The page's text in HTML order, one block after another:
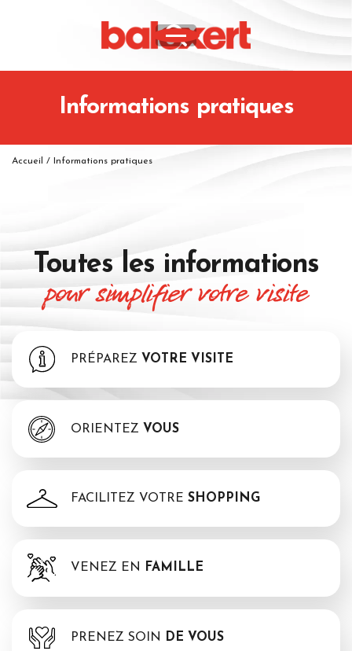
Informations pratiques
Accueil / Informations pratiques
Toutes les informations
pour simplifier votre visite
PRÉPAREZ VOTRE VISITE
ORIENTEZ VOUS
FACILITEZ VOTRE SHOPPING
VENEZ EN FAMILLE
PRENEZ SOIN DE VOUS